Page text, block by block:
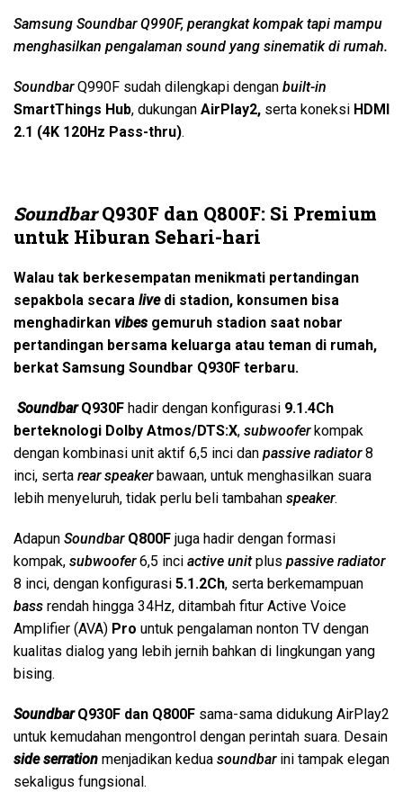
Samsung Soundbar Q990F, perangkat kompak tapi mampu
menghasilkan pengalaman sound yang sinematik di rumah.
SoundbarQ990F sudah dilengkapi dengan built-in
SmartThings Hub, dukungan AirPlay2, serta koneksi HDMI
2.1 (4K 120Hz Pass-thru).
SoundbarQ930F dan Q800F: Si Premium
untuk Hiburan Sehari-hari
Walau tak berkesempatan menikmati pertandingan
sepakbola secara livedi stadion, konsumen bisa
menghadirkan vibesgemuruh stadion saat nobar
pertandingan bersama keluarga atau teman di rumah,
berkat Samsung Soundbar Q930F terbaru.
SoundbarQ930F hadir dengan konfigurasi 9.1.4Ch
berteknologi Dolby Atmos/DTS:X, subwooferkompak
dengan kombinasi unit aktif 6,5 inci dan passive radiator8
inci, serta rear speakerbawaan, untuk menghasilkan suara
lebih menyeluruh, tidak perlu beli tambahan speaker.
Adapun Soundbar Q800F juga hadir dengan formasi
kompak, subwoofer6,5 inci active unitplus passive radiator
8 inci, dengan konfigurasi 5.1.2Ch, serta berkemampuan
bass rendah hingga 34Hz, ditambah fitur Active Voice
Amplifier (AVA) Pro untuk pengalaman nonton TV dengan
kualitas dialog yang lebih jernih bahkan di lingkungan yang
bising.
SoundbarQ930F dan Q800F sama-sama didukung AirPlay2
untuk kemudahan mengontrol dengan perintah suara. Desain
side serration menjadikan kedua soundbarini tampak elegan
sekaligus fungsional.